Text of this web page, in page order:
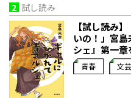
2 試し読み
【試し読み
いの！」宮
シェ』第一章
青春 文